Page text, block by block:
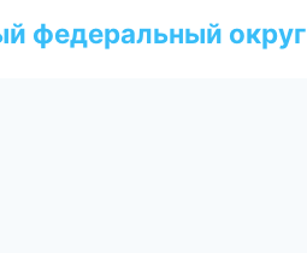
федеральный округ